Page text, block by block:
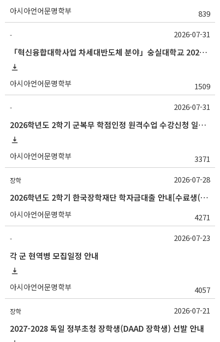
아시아언어문명학부 839
-
「혁신융합대학사업 차세대반도체 분야」숭실대학교 2026학년도 2학기 교류 수학 안내
아시아언어문명학부 1509
2026-07-31
-
2026학년도 2학기 군복무 학점인정 원격수업 수강신청 일정 등 안내
아시아언어문명학부 3371
2026-07-31
장학
2026학년도 2학기 한국장학재단 학자금대출 안내[수료생(연구생)]
아시아언어문명학부 4271
2026-07-28
-
각 군 현역병 모집일정 안내
아시아언어문명학부 4057
2026-07-23
장학
2027-2028 독일 정부초청 장학생(DAAD 장학생) 선발 안내
2026-07-21